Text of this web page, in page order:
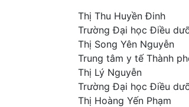
Thị Thu Huyền Đinh
Trường Đại học Điều
Thị Song Yên Nguyễn
Trung tâm y tế Thành
Thị Lý Nguyễn
Trường Đại học Điều
Thị Hoàng Yến Phạm